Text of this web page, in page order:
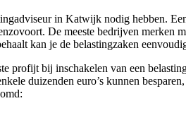
in Katwijk nodig hebben.
De meeste bedrijven
kan je de belastingzaken
profijt bij inschakelen van een
duizenden euro’s kunnen